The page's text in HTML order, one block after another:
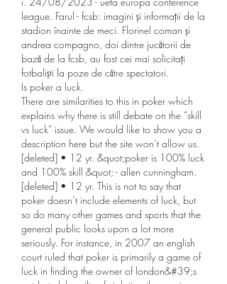
league. Farul - fcsb: imagini și informații de la
stadion înainte de meci. Florinel coman și
andrea compagno, doi dintre jucătorii de
bază de la fcsb, au fost cei mai solicitați
fotbaliști la poze de către spectatori.
Is poker a luck.
There are similarities to this in poker which
explains why there is still debate on the “skill
vs luck” issue. We would like to show you a
description here but the site won’t allow us.
[deleted] • 12 yr. &quot;poker is 100% luck
and 100% skill &quot; - allen cunningham.
[deleted] • 12 yr. This is not to say that
poker doesn’t include elements of luck, but
so do many other games and sports that the
general public looks upon a lot more
seriously. For instance, in 2007 an english
court ruled that poker is primarily a game of
luck in finding the owner of london&#39;s